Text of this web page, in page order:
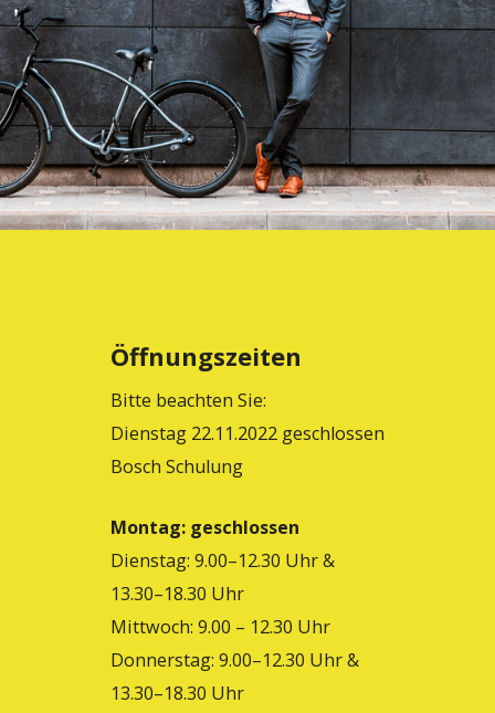
Öffnungszeiten
Bitte beachten Sie:
Dienstag 22.11.2022 geschlossen
Bosch Schulung
Montag: geschlossen
Dienstag: 9.00–12.30 Uhr &
13.30–18.30 Uhr
Mittwoch: 9.00 – 12.30 Uhr
Donnerstag: 9.00–12.30 Uhr &
13.30–18.30 Uhr